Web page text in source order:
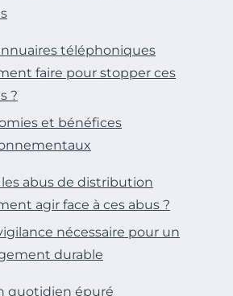
téléphoniques
faire pour stopper ces
?
et bénéfices
abus de distribution
agir face à ces abus ?
nécessaire pour un
durable
quotidien épuré